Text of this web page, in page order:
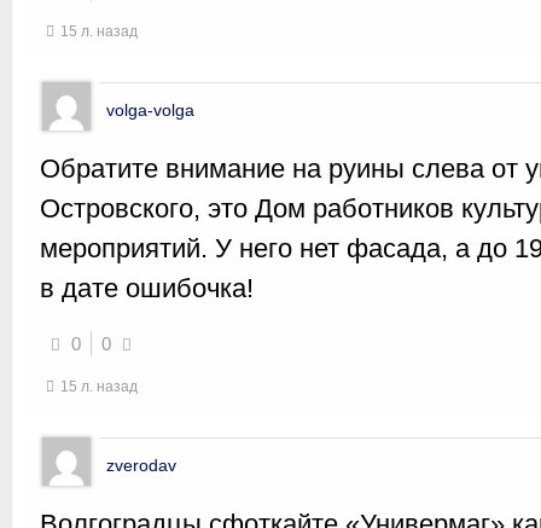
15 л. назад
volga-volga
Обратите внимание на руины слева от
Островского, это Дом работников
мероприятий. У него нет фасада, а до
в дате ошибочка!
0 0
15 л. назад
zverodav